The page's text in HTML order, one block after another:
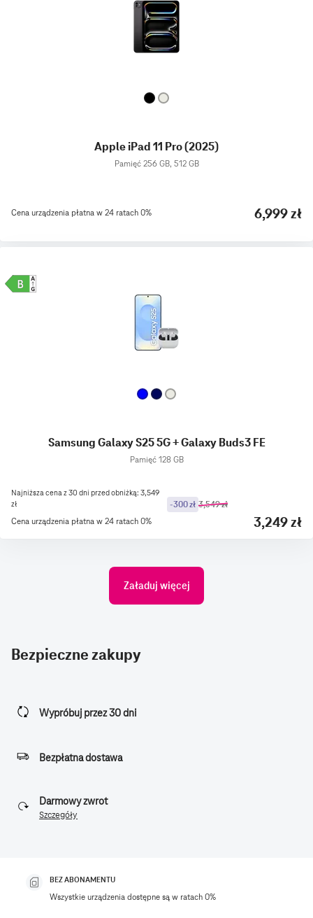
Apple iPad 11 Pro (2025)
Pamięć 256 GB, 512 GB
Cena urządzenia płatna w 24 ratach 0% 6,999 zł
Samsung Galaxy S25 5G + Galaxy Buds3 FE
Pamięć 128 GB
Najniższa cena z 30 dni przed obniżką: 3,549
zł
Cena urządzenia płatna w 24 ratach 0%
-300 zł 3,549 zł
3,249 zł
Załaduj więcej
Bezpieczne zakupy
Wypróbuj przez 30 dni
Bezpłatna dostawa
Darmowy zwrot
Szczegóły
BEZ ABONAMENTU
Wszystkie urządzenia dostępne są w ratach 0%